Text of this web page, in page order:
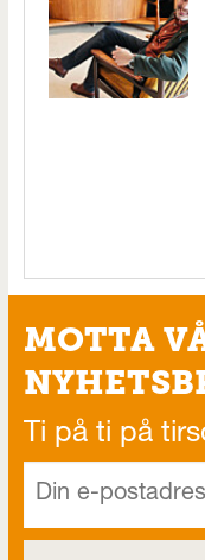
MOTTA
Ti på ti på